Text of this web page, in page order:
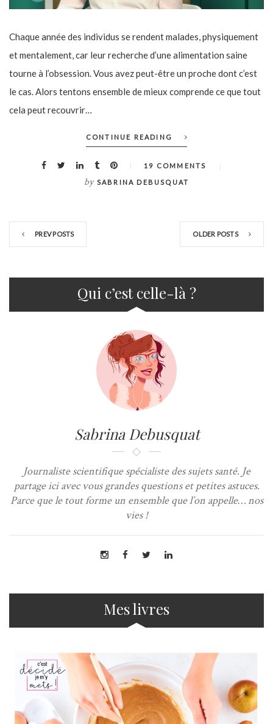
Chaque année des individus se rendent malades, physiquement
et mentalement, car leur recherche d’une alimentation saine
tourne à l’obsession. Vous avez peut-être un proche dont c’est
le cas. Alors tentons ensemble de mieux comprende ce que tout
cela peut recouvrir…
CONTINUE READING
19 COMMENTS
by SABRINA DEBUSQUAT
PREV POSTS OLDER POSTS
Qui c’est celle-là ?
Sabrina Debusquat
Journaliste scientifique spécialiste des sujets santé. Je
partage ici avec vous grandes questions et petites astuces.
Parce que le tout forme un ensemble que l’on appelle… nos
vies !
Mes livres